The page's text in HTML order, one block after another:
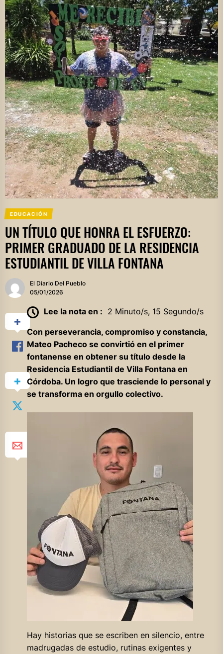
EDUCACIÓN
UN TÍTULO QUE HONRA EL ESFUERZO:
PRIMER GRADUADO DE LA RESIDENCIA
ESTUDIANTIL DE VILLA FONTANA
El Diario Del Pueblo
05/01/2026
Lee la nota en : 2 Minuto/s, 15 Segundo/s
Con perseverancia, compromiso y constancia,
Mateo Pacheco se convirtió en el primer
fontanense en obtener su título desde la
Residencia Estudiantil de Villa Fontana en
Córdoba. Un logro que trasciende lo personal y
se transforma en orgullo colectivo.
Hay historias que se escriben en silencio, entre
madrugadas de estudio, rutinas exigentes y